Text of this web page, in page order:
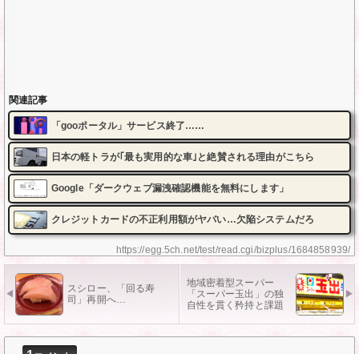
https://egg.5ch.net/test/read.cgi/bizplus/1684858939/
関連記事
「gooポータル」サービス終了……
日本の軽トラが｢最も実用的な車｣と絶賛される理由がこちら
Google「ダークウェブ漏洩確認機能を無料にします」
クレジットカードの不正利用額がヤバい…欠陥システムだろ
スシロー、「回る寿
司」再開へ…
地域密着型スーパー
「スーパー玉出」の独
自性を貫く矜持と課題